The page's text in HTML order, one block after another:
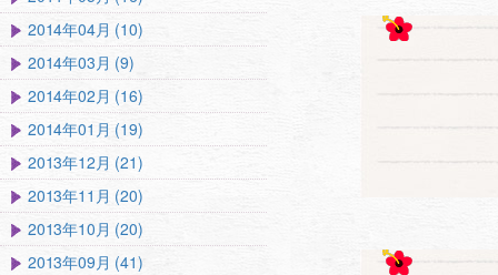
2014年04月 (10)
2014年03月 (9)
2014年02月 (16)
2014年01月 (19)
2013年12月 (21)
2013年11月 (20)
2013年10月 (20)
2013年09月 (41)